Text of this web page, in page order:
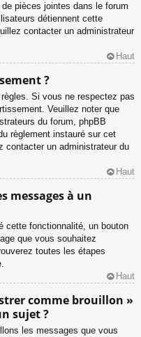
pièces jointes dans le forum
détiennent cette
contacter un administrateur
Haut
?
Si vous ne respectez pas
Veuillez noter que
du forum, phpBB
règlement instauré sur cet
contacter un administrateur du
Haut
messages à un
cette fonctionnalité, un bouton
que vous souhaitez
toutes les étapes
Haut
comme brouillon »
sujet ?
les messages que vous